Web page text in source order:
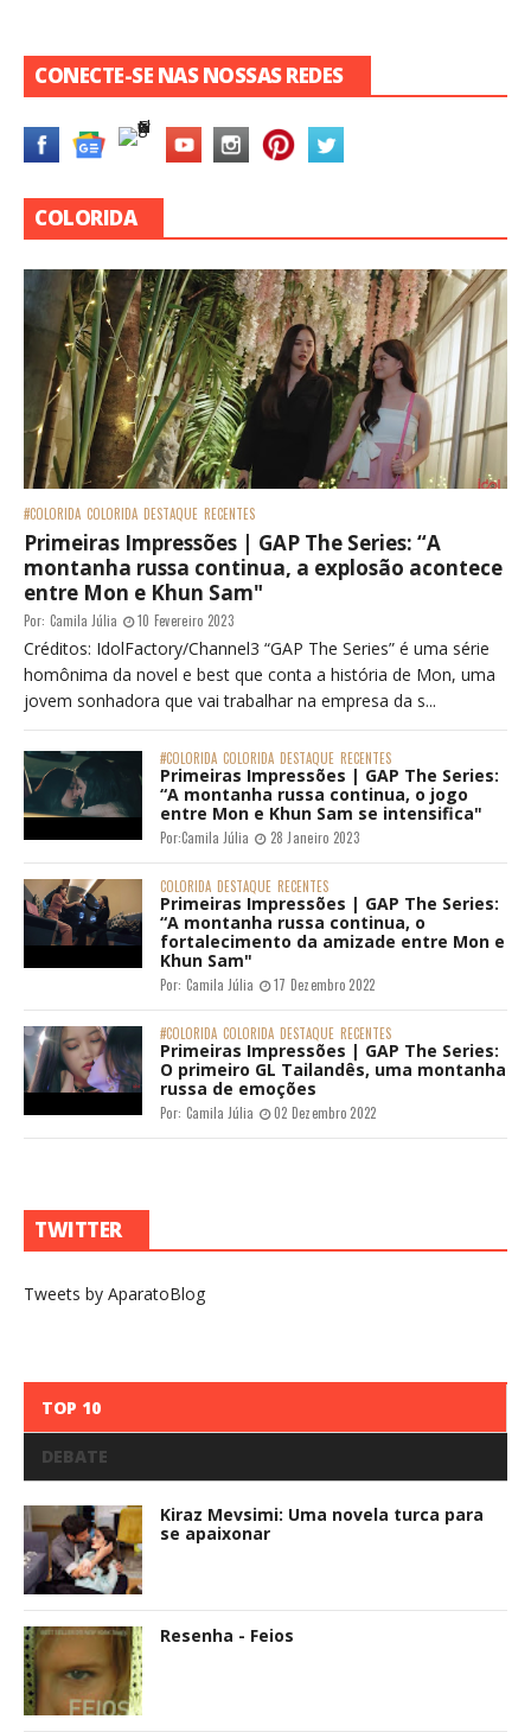
CONECTE-SE NAS NOSSAS REDES
COLORIDA
#COLORIDA COLORIDA DESTAQUE RECENTES
Primeiras Impressões | GAP The Series: “A
montanha russa continua, a explosão acontece
entre Mon e Khun Sam"
Por: Camila Júlia 10 Fevereiro 2023
Créditos: IdolFactory/Channel3 “GAP The Series” é uma série
homônima da novel e best que conta a história de Mon, uma
jovem sonhadora que vai trabalhar na empresa da s...
#COLORIDA COLORIDA DESTAQUE RECENTES
Primeiras Impressões | GAP The Series:
“A montanha russa continua, o jogo
entre Mon e Khun Sam se intensifica"
Por:Camila Júlia 28 Janeiro 2023
COLORIDA DESTAQUE RECENTES
Primeiras Impressões | GAP The Series:
“A montanha russa continua, o
fortalecimento da amizade entre Mon e
Khun Sam"
Por: Camila Júlia 17 Dezembro 2022
#COLORIDA COLORIDA DESTAQUE RECENTES
Primeiras Impressões | GAP The Series:
O primeiro GL Tailandês, uma montanha
russa de emoções
Por: Camila Júlia 02 Dezembro 2022
TWITTER
Tweets by AparatoBlog
TOP 10
DEBATE
Kiraz Mevsimi: Uma novela turca para
se apaixonar
Resenha - Feios